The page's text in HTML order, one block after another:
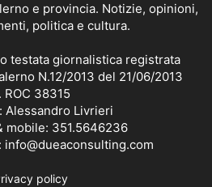
e provincia. Notizie, opinioni,
politica e cultura.
testata giornalistica registrata
N.12/2013 del 21/06/2013
ROC 38315
Alessandro Livrieri
mobile: 351.5646236
policy